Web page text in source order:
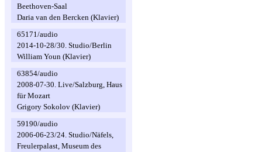
Beethoven-Saal
Daria van den Bercken (Klavier)
65171/audio
2014-10-28/30. Studio/Berlin
William Youn (Klavier)
63854/audio
2008-07-30. Live/Salzburg, Haus
für Mozart
Grigory Sokolov (Klavier)
59190/audio
2006-06-23/24. Studio/Näfels,
Freulerpalast, Museum des